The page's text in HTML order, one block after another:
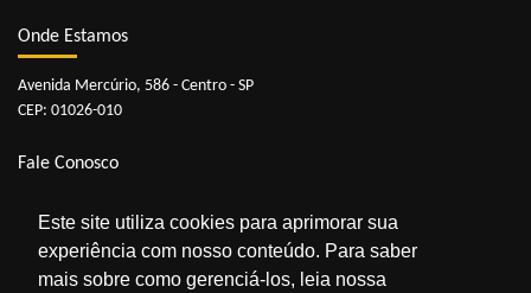
Este site utiliza cookies para aprimorar sua
experiência com nosso conteúdo. Para saber
mais sobre como gerenciá-los, leia nossa
Onde Estamos
Avenida Mercúrio, 586 - Centro - SP
CEP: 01026-010
Fale Conosco
Telefones: 11 3229-3341
11 3229-3352
11 98909-0929
E-mail: contato@lonasonline.com.br